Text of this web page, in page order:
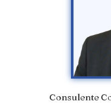
Consulente